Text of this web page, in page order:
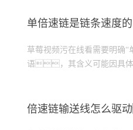
单倍速链是链条速
草莓视频污在线看需要明
语，其含义可能因具
倍速链输送线怎么驱